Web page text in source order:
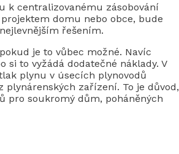
k centralizovanému zásobování
domu nebo obce, bude
řešením.
je to vůbec možné. Navíc
to vyžádá dodatečné náklady. V
plynu v úsecích plynovodů
zařízení. To je důvod,
pro soukromý dům, poháněných